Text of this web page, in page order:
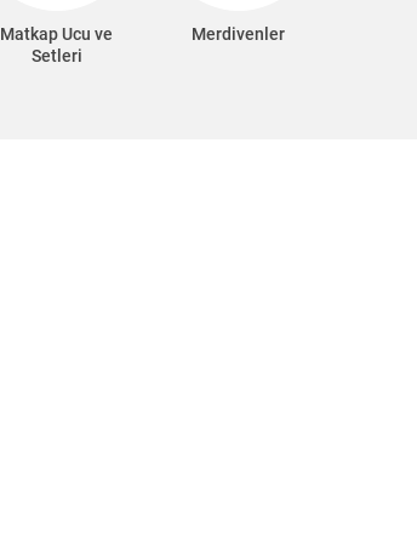
Matkap Ucu ve
Setleri
Merdivenler